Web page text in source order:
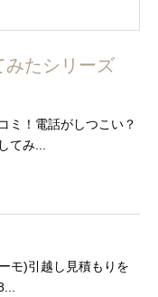
みたシリーズ
ミ！電話がしつこい？
てみ...
モ)引越し見積もりを